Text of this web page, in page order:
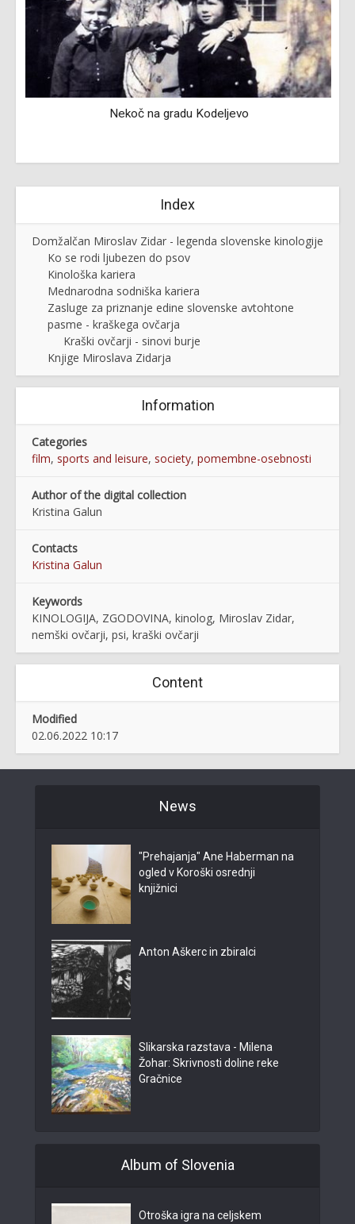
Nekoč na gradu Kodeljevo
Index
Domžalčan Miroslav Zidar - legenda slovenske kinologije
Ko se rodi ljubezen do psov
Kinološka kariera
Mednarodna sodniška kariera
Zasluge za priznanje edine slovenske avtohtone
pasme - kraškega ovčarja
Kraški ovčarji - sinovi burje
Knjige Miroslava Zidarja
Information
Categories
film, sports and leisure, society, pomembne-osebnosti
Author of the digital collection
Kristina Galun
Contacts
Kristina Galun
Keywords
KINOLOGIJA, ZGODOVINA, kinolog, Miroslav Zidar,
nemški ovčarji, psi, kraški ovčarji
Content
Modified
02.06.2022 10:17
News
"Prehajanja" Ane Haberman na
ogled v Koroški osrednji
knjižnici
Anton Aškerc in zbiralci
Slikarska razstava - Milena
Žohar: Skrivnosti doline reke
Gračnice
Album of Slovenia
Otroška igra na celjskem